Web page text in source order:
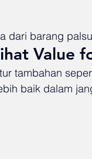
dari barang
Value
tambahan
baik dalam